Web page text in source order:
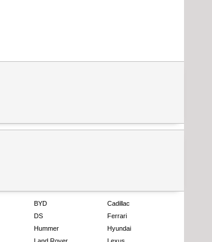
BYD
Cadillac
DS
Ferrari
Hummer
Hyundai